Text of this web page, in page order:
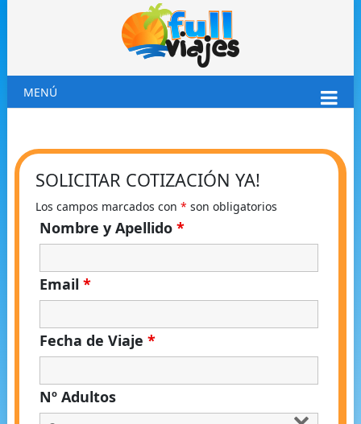
MENÚ
SOLICITAR COTIZACIÓN YA!
Los campos marcados con * son obligatorios
Nombre y Apellido *
Email *
Fecha de Viaje *
Nº Adultos